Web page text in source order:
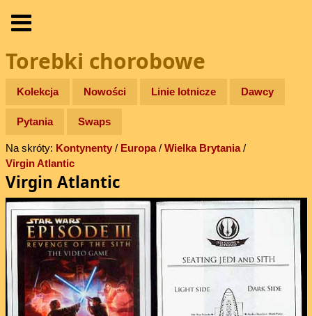
Torebki chorobowe
Kolekcja Nowości Linie lotnicze Dawcy
Pytania Swaps
Na skróty: Kontynenty/ Europa/ Wielka Brytania/
Virgin Atlantic
Virgin Atlantic